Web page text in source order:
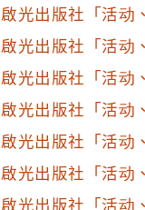
啟光出版社「活动
啟光出版社「活动
啟光出版社「活动
啟光出版社「活动
啟光出版社「活动
啟光出版社「活动
啟光出版社「活动